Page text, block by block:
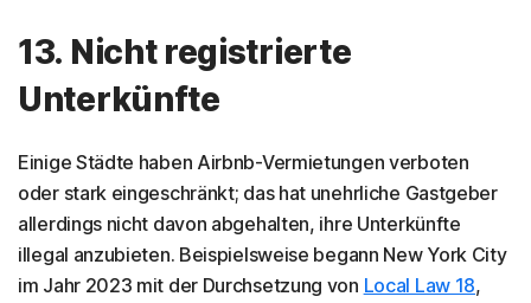
13. Nicht registrierte
Unterkünfte
Einige Städte haben Airbnb-Vermietungen verboten
oder stark eingeschränkt; das hat unehrliche Gastgeber
allerdings nicht davon abgehalten, ihre Unterkünfte
illegal anzubieten. Beispielsweise begann New York City
im Jahr 2023 mit der Durchsetzung von Local Law 18,